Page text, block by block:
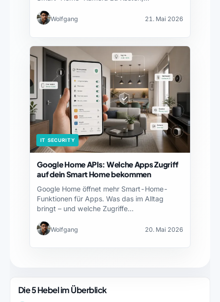
Wolfgang 21. Mai 2026
IT SECURITY
Google Home APIs: Welche Apps Zugriff
auf dein Smart Home bekommen
Google Home öffnet mehr Smart-Home-
Funktionen für Apps. Was das im Alltag
bringt – und welche Zugriffe…
Wolfgang 20. Mai 2026
Die 5 Hebel im Überblick